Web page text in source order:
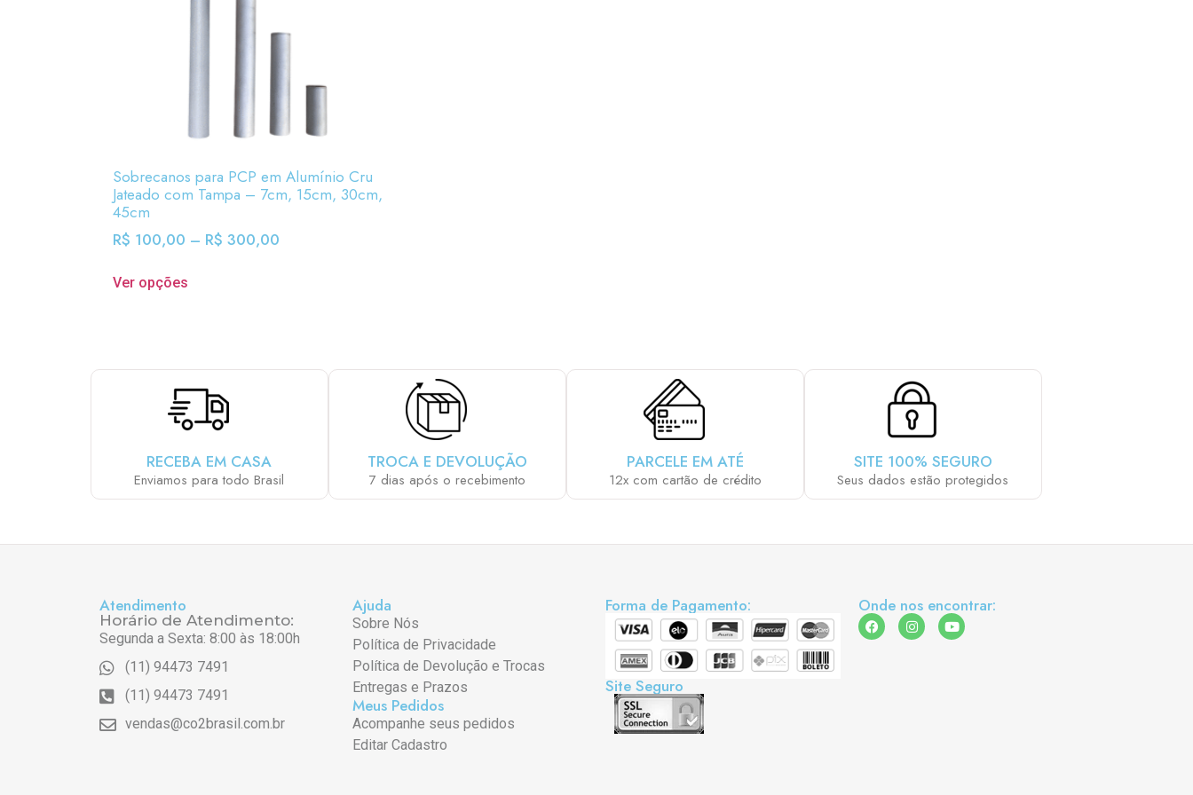
Sobrecanos para PCP em Alumínio Cru
Jateado com Tampa – 7cm, 15cm, 30cm,
45cm
R$ 100,00 – R$ 300,00
Ver opções
RECEBA EM CASA
Enviamos para todo Brasil
TROCA E DEVOLUÇÃO
7 dias após o recebimento
PARCELE EM ATÉ
12x com cartão de crédito
SITE 100% SEGURO
Seus dados estão protegidos
Atendimento
Horário de Atendimento:
Segunda a Sexta: 8:00 às 18:00h
(11) 94473 7491
(11) 94473 7491
vendas@co2brasil.com.br
Ajuda
Sobre Nós
Política de Privacidade
Política de Devolução e Trocas
Entregas e Prazos
Meus Pedidos
Acompanhe seus pedidos
Editar Cadastro
Forma de Pagamento:
Site Seguro
Onde nos encontrar: